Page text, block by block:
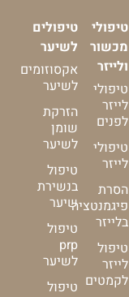
טיפולי
מכשור
ולייזר
טיפולי
לייזר
לפנים
טיפולי
לייזר
הסרת
פיגמנטציה
בלייזר
טיפול
לייזר
לקמטים
טיפולים
לשיער
אקסוזומים
לשיער
הזרקת
שומן
לשיער
טיפול
בנשירת
שיער
טיפול
prp
לשיער
טיפול